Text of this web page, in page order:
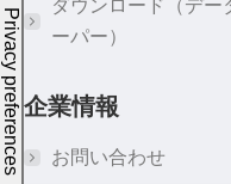
ダウンロード（デ
ーパー）
企業情報
お問い合わせ